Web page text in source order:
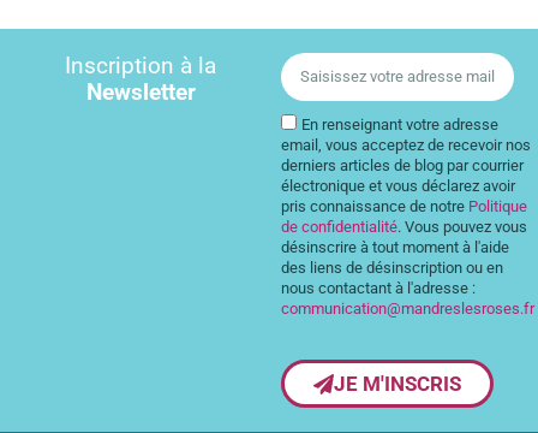
Inscription à la
Newsletter
En renseignant votre adresse
email, vous acceptez de recevoir nos
derniers articles de blog par courrier
électronique et vous déclarez avoir
pris connaissance de notre Politique
de confidentialité. Vous pouvez vous
désinscrire à tout moment à l'aide
des liens de désinscription ou en
nous contactant à l'adresse :
communication@mandreslesroses.fr
JE M'INSCRIS